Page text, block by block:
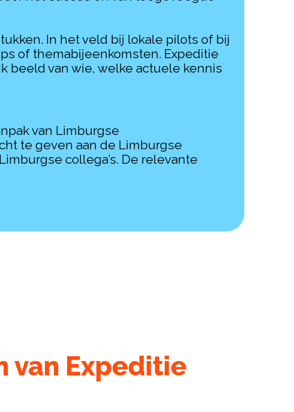
In het veld bij lokale pilots of bij
of themabijeenkomsten. Expeditie
beeld van wie, welke actuele kennis
van Limburgse
te geven aan de Limburgse
collega’s. De relevante
van Expeditie